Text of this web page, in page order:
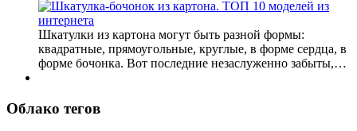
Шкатулки из картона могут быть разной формы:
квадратные, прямоугольные, круглые, в форме сердца, в
форме бочонка. Вот последние незаслуженно забыты,…
Облако тегов